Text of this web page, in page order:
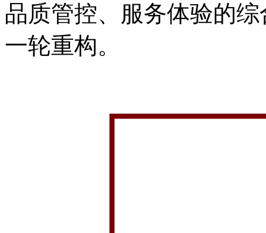
品质管控、服务体验的
一轮重构。